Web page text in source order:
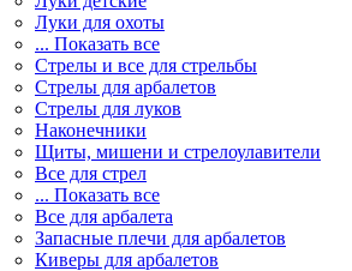
Луки для охоты
... Показать все
Стрелы и все для стрельбы
Стрелы для арбалетов
Стрелы для луков
Наконечники
Щиты, мишени и стрелоулавители
Все для стрел
... Показать все
Все для арбалета
Запасные плечи для арбалетов
Киверы для арбалетов